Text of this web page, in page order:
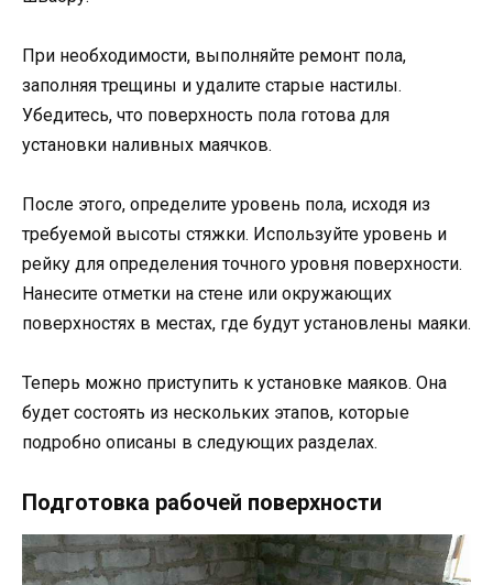
При необходимости, выполняйте ремонт пола,
заполняя трещины и удалите старые настилы.
Убедитесь, что поверхность пола готова для
установки наливных маячков.
После этого, определите уровень пола, исходя из
требуемой высоты стяжки. Используйте уровень и
рейку для определения точного уровня поверхности.
Нанесите отметки на стене или окружающих
поверхностях в местах, где будут установлены маяки.
Теперь можно приступить к установке маяков. Она
будет состоять из нескольких этапов, которые
подробно описаны в следующих разделах.
Подготовка рабочей поверхности